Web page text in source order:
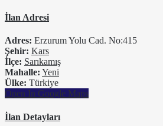
İlan Adresi
Adres: Erzurum Yolu Cad. No:415
Şehir: Kars
İlçe: Sarıkamış
Mahalle: Yeni
Ülke: Türkiye
Open In Google Maps
İlan Detayları